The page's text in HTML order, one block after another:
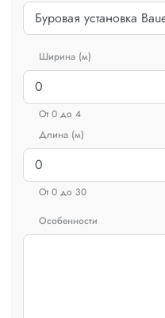
Ширина (м)
От 0 до 4
Длина (м)
От 0 до 30
Особенности